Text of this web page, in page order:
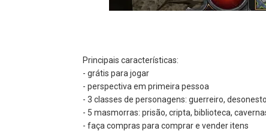
Principais características:
- grátis para jogar
- perspectiva em primeira pessoa
- 3 classes de personagens: guerreiro,
- 5 masmorras: prisão, cripta, biblioteca,
- faça compras para comprar e vender itens